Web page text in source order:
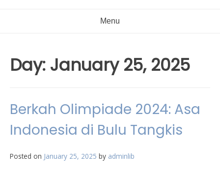
Menu
Day: January 25, 2025
Berkah Olimpiade 2024: Asa
Indonesia di Bulu Tangkis
Posted on January 25, 2025 by adminlib